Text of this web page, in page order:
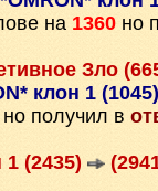
на 1360 но
Зло
клон 1
но получил в
(2435)